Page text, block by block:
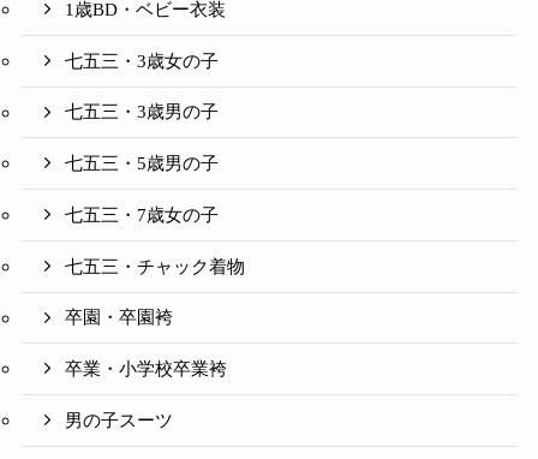
1歳BD・ベビー衣装
七五三・3歳女の子
七五三・3歳男の子
七五三・5歳男の子
七五三・7歳女の子
七五三・チャック着物
卒園・卒園袴
卒業・小学校卒業袴
男の子スーツ